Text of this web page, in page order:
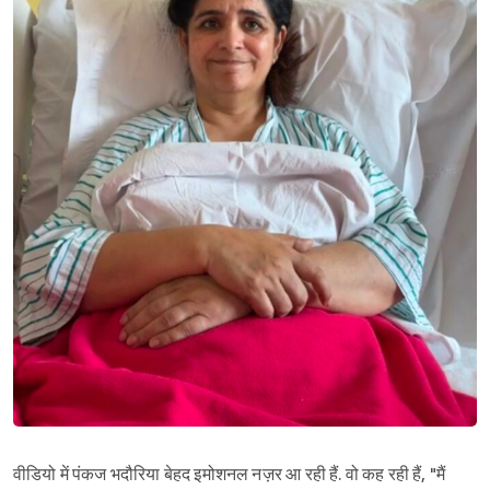
वीडियो में पंकज भदौरिया बेहद इमोशनल नज़र आ रही हैं. वो कह रही हैं, "मैं